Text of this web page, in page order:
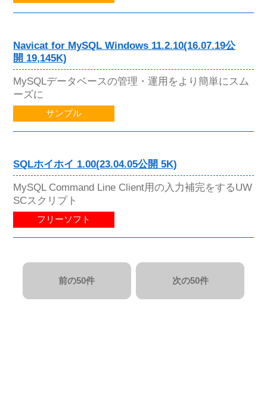
Navicat for MySQL Windows 11.2.10(16.07.19公
開 19,145K)
MySQLデータベースの管理・運用をより簡単にスム
ーズに
サンプル
SQLホイホイ 1.00(23.04.05公開 5K)
MySQL Command Line Client用の入力補完をするUW
SCスクリプト
フリーソフト
前の50件 次の50件